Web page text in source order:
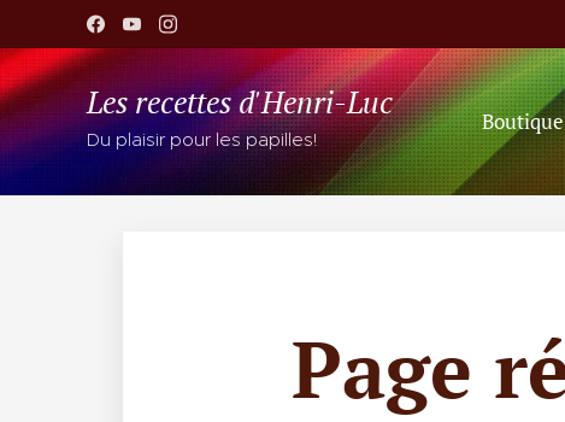
Les recettes d'Henri-Luc
Du plaisir pour les papilles!
Boutique
Page